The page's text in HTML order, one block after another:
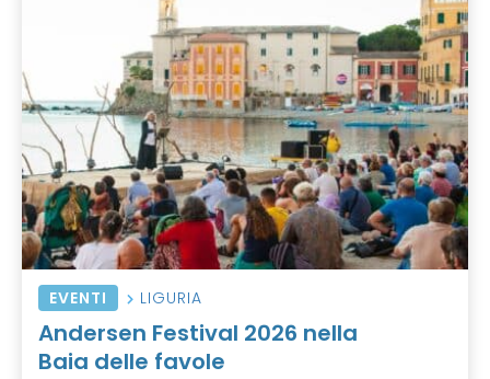
EVENTI LIGURIA
Andersen Festival 2026 nella
Baia delle favole